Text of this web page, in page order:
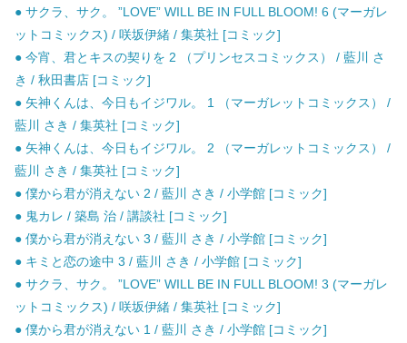
● サクラ、サク。 ”LOVE” WILL BE IN FULL BLOOM! 6 (マーガレ
ットコミックス) / 咲坂伊緒 / 集英社 [コミック]
● 今宵、君とキスの契りを 2 （プリンセスコミックス） / 藍川 さ
き / 秋田書店 [コミック]
● 矢神くんは、今日もイジワル。 1 （マーガレットコミックス） /
藍川 さき / 集英社 [コミック]
● 矢神くんは、今日もイジワル。 2 （マーガレットコミックス） /
藍川 さき / 集英社 [コミック]
● 僕から君が消えない 2 / 藍川 さき / 小学館 [コミック]
● 鬼カレ / 築島 治 / 講談社 [コミック]
● 僕から君が消えない 3 / 藍川 さき / 小学館 [コミック]
● キミと恋の途中 3 / 藍川 さき / 小学館 [コミック]
● サクラ、サク。 ”LOVE” WILL BE IN FULL BLOOM! 3 (マーガレ
ットコミックス) / 咲坂伊緒 / 集英社 [コミック]
● 僕から君が消えない 1 / 藍川 さき / 小学館 [コミック]